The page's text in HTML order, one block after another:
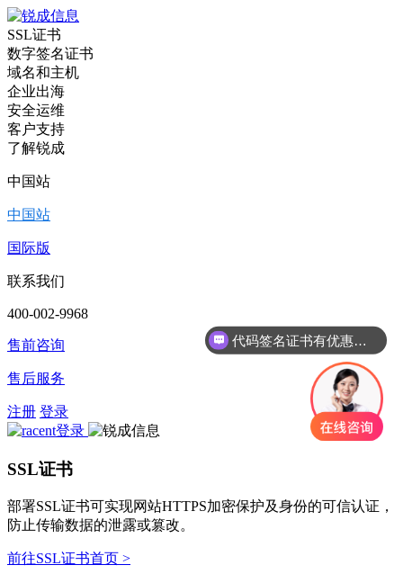
SSL证书
数字签名证书
域名和主机
企业出海
安全运维
客户支持
了解锐成
中国站
中国站
国际版
联系我们
400-002-9968
售前咨询
售后服务
注册 登录
SSL证书
部署SSL证书可实现网站HTTPS加密保护及身份的可信认证，
防止传输数据的泄露或篡改。
前往SSL证书首页 >
现在有优惠活动么？